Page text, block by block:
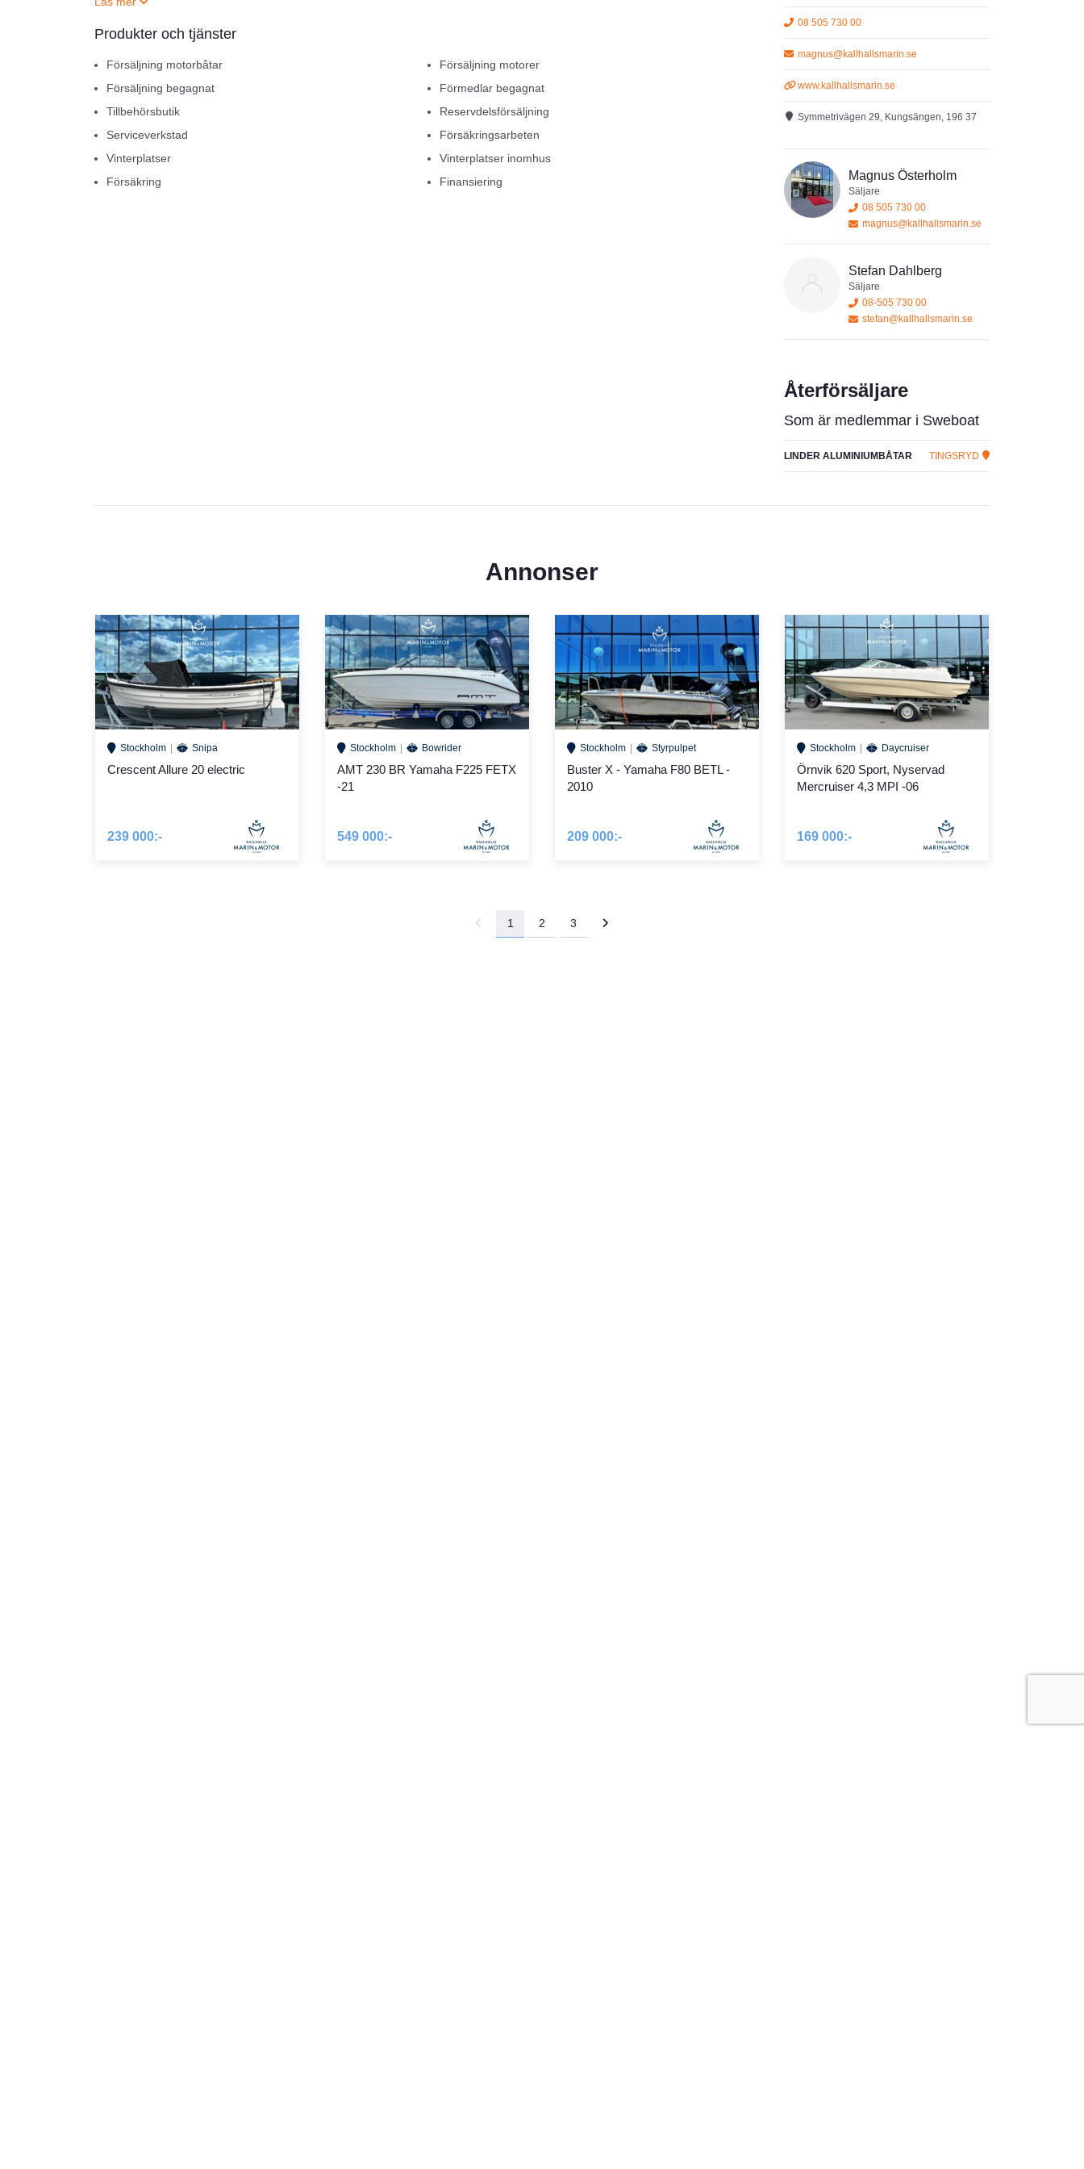
Produkter och tjänster
Försäljning motorbåtar
Försäljning motorer
Försäljning begagnat
Förmedlar begagnat
Tillbehörsbutik
Reservdelsförsäljning
Serviceverkstad
Försäkringsarbeten
Vinterplatser
Vinterplatser inomhus
Försäkring
Finansiering
08 505 730 00
magnus@kallhallsmarin.se
www.kallhallsmarin.se
Symmetrivägen 29, Kungsängen, 196 37
Magnus Österholm
Säljare
08 505 730 00
magnus@kallhallsmarin.se
Stefan Dahlberg
Säljare
08-505 730 00
stefan@kallhallsmarin.se
Återförsäljare
Som är medlemmar i Sweboat
LINDER ALUMINIUMBÅTAR TINGSRYD
Annonser
Stockholm Snipa
Crescent Allure 20 electric
239 000:-
Stockholm Bowrider
AMT 230 BR Yamaha F225 FETX
-21
549 000:-
Stockholm Styrpulpet
Buster X - Yamaha F80 BETL -
2010
209 000:-
Stockholm Daycruiser
Örnvik 620 Sport, Nyservad
Mercruiser 4,3 MPI -06
169 000:-
1 2 3